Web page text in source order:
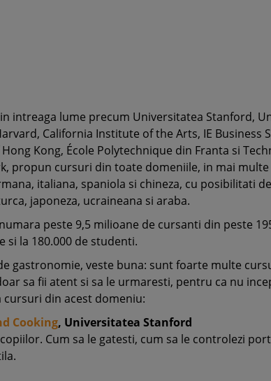
intreaga lume precum Universitatea Stanford,
California Institute of the Arts, IE Business
Kong, École Polytechnique din Franta si
propun cursuri din toate domeniile, in mai
italiana, spaniola si chineza, cu posibilitati
japoneza, ucraineana si araba.
peste 9,5 milioane de cursanti din peste
si la 180.000 de studenti.
gastronomie, veste buna: sunt foarte multe
sa fii atent si sa le urmaresti, pentru ca nu
cursuri din acest domeniu:
Cooking, Universitatea Stanford
Cum sa le gatesti, cum sa le controlezi